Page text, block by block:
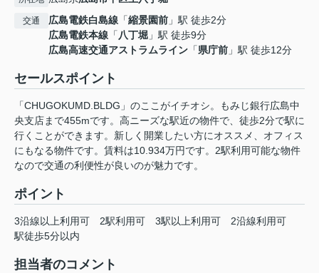
交通 広島電鉄白島線 「縮景園前 」駅 徒歩2分
広島電鉄本線 「 八丁堀 」駅 徒歩9分
広島高速交通アストラムライン 「県庁前 」駅 徒歩12分
セールスポイント
「CHUGOKUMD.BLDG」のここがイチオシ。もみじ銀行広島中
央支店まで455mです。高ニーズな駅近の物件で、徒歩2分で駅に
行くことができます。新しく開業したい方にオススメ、オフィス
にもなる物件です。賃料は10.934万円です。2駅利用可能な物件
なので交通の利便性が良いのが魅力です。
ポイント
3沿線以上利用可 2駅利用可 3駅以上利用可
2沿線利用可
駅徒歩5分以内
担当者のコメント